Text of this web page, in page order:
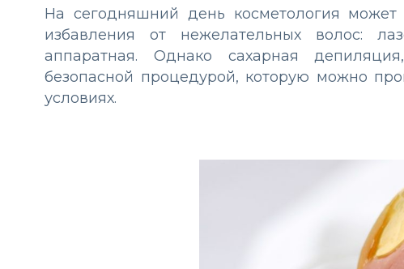
На сегодняшний день косметология
избавления от нежелательных волос:
аппаратная. Однако сахарная
безопасной процедурой, которую можно
условиях.